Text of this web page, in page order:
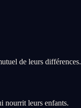
de leurs différences.
nourrit leurs enfants.